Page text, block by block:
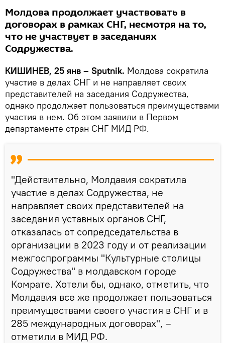
Молдова продолжает участвовать в
договорах в рамках СНГ, несмотря на то,
что не участвует в заседаниях
Содружества.
КИШИНЕВ, 25 янв – Sputnik. Молдова сократила
участие в делах СНГ и не направляет своих
представителей на заседания Содружества,
однако продолжает пользоваться преимуществами
участия в нем. Об этом заявили в Первом
департаменте стран СНГ МИД РФ.
"Действительно, Молдавия сократила
участие в делах Содружества, не
направляет своих представителей на
заседания уставных органов СНГ,
отказалась от сопредседательства в
организации в 2023 году и от реализации
межгоспрограммы "Культурные столицы
Содружества" в молдавском городе
Комрате. Хотели бы, однако, отметить, что
Молдавия все же продолжает пользоваться
преимуществами своего участия в СНГ и в
285 международных договорах", –
отметили в МИД РФ.